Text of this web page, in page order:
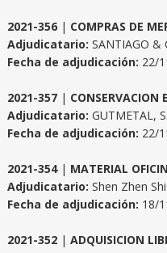
2021-356 | COMPRAS DE
Adjudicatario: SANTIAGO &
Fecha de adjudicación: 22/
2021-357 | CONSERVACION
Adjudicatario: GUTMETAL,
Fecha de adjudicación: 22/
2021-354| MATERIAL
Adjudicatario: Shen Zhen
Fecha de adjudicación: 18/
2021-352 | ADQUISICION